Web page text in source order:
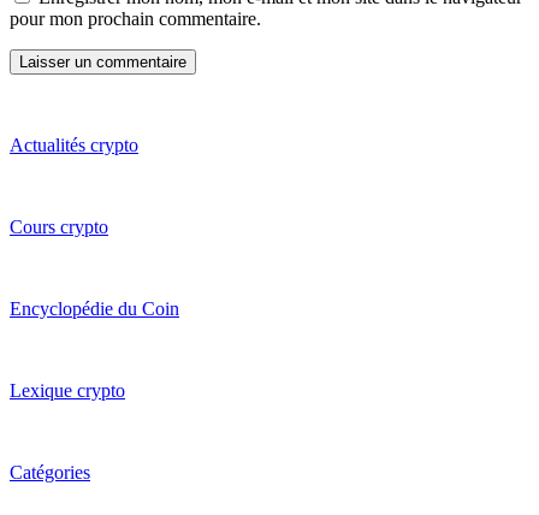
pour mon prochain commentaire.
Actualités crypto
Cours crypto
Encyclopédie du Coin
Lexique crypto
Catégories